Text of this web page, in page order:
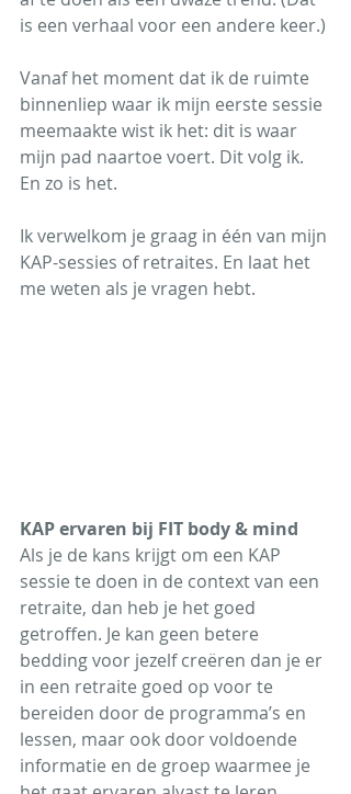
is een verhaal voor een andere keer.)
Vanaf het moment dat ik de ruimte
binnenliep waar ik mijn eerste sessie
meemaakte wist ik het: dit is waar
mijn pad naartoe voert. Dit volg ik.
En zo is het.
Ik verwelkom je graag in één van mijn
KAP-sessies of retraites. En laat het
me weten als je vragen hebt.
KAP ervaren bij FIT body & mind
Als je de kans krijgt om een KAP
sessie te doen in de context van een
retraite, dan heb je het goed
getroffen. Je kan geen betere
bedding voor jezelf creëren dan je er
in een retraite goed op voor te
bereiden door de programma’s en
lessen, maar ook door voldoende
informatie en de groep waarmee je